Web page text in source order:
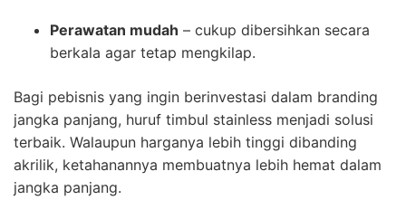
Perawatan mudah – cukup dibersihkan secara
berkala agar tetap mengkilap.
Bagi pebisnis yang ingin berinvestasi dalam branding
jangka panjang, huruf timbul stainless menjadi solusi
terbaik. Walaupun harganya lebih tinggi dibanding
akrilik, ketahanannya membuatnya lebih hemat dalam
jangka panjang.